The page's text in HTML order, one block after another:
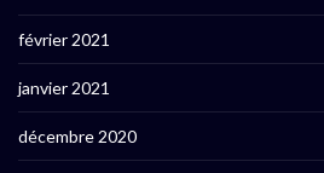
février 2021
janvier 2021
décembre 2020